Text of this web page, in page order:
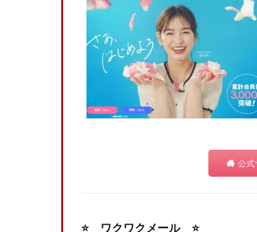
公式
⭐️ ワクワクメール ⭐️